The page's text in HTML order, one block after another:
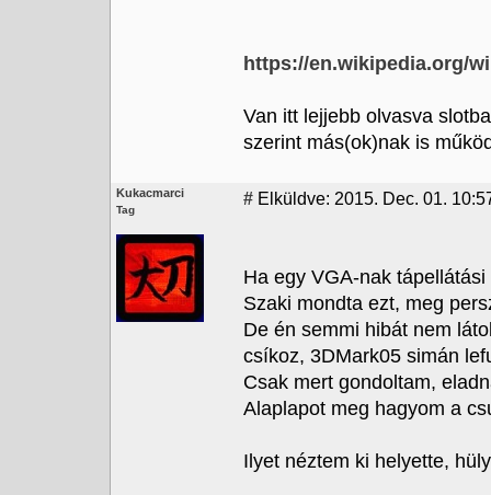
https://en.wikipedia.org/
Van itt lejjebb olvasva
szerint más(ok)nak is
Kukacmarci
Tag
# Elküldve: 2015. Dec. 01.
Ha egy VGA-nak
Szaki mondta ezt, meg
De én semmi hibát nem
csíkoz, 3DMark05 simán
Csak mert gondoltam,
Alaplapot meg hagyom a
Ilyet néztem ki helyette,